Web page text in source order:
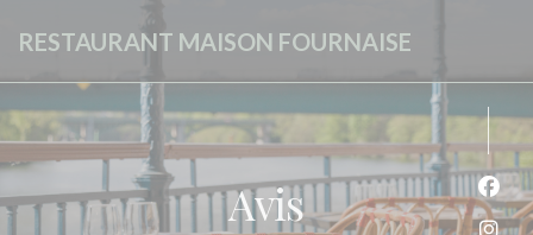
RESTAURANT MAISON FOURNAISE
Avis